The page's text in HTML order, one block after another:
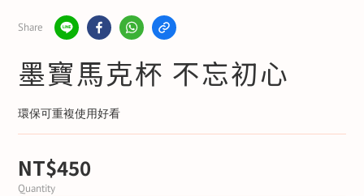
Share
墨寶馬克杯 不忘初心
環保可重複使用好看
NT$450
Quantity